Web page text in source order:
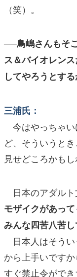
（笑）。
──鳥嶋さんもそ
ス＆バイオレン
してやろうとす
三浦氏：
今はやっちゃい
ど、そういうと
見せどころかもし
日本のアダルト
モザイクがあっ
みんな四苦八苦し
日本人はそうい
から上手いです
すぐ禁止令ができ